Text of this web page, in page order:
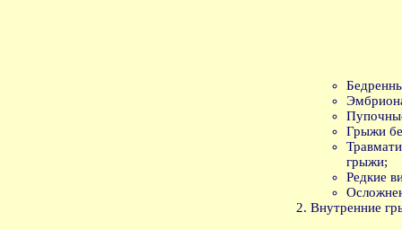
Грыжи
грыжи;
Редкие
Внутренние